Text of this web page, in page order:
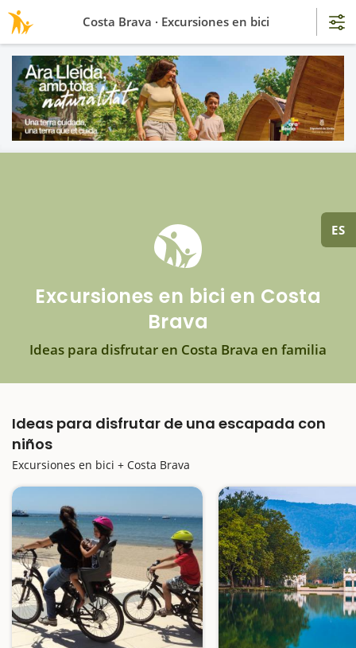
ES
Excursiones en bici en Costa
Brava
Ideas para disfrutar en Costa Brava en familia
Ideas para disfrutar de una escapada con
niños
Excursiones en bici + Costa Brava
Costa Brava · Excursiones en bici